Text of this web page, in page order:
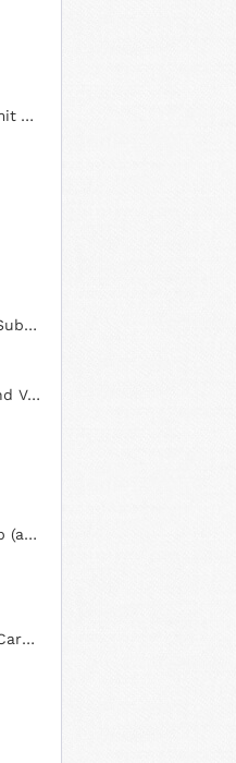
Chevrolet TrailBlazer (mit Allradantrieb)
Chevrolet Suburban / Suburban 1500
Chrysler Voyager / Grand Voyager
Dodge Ram 1500 Pickup (ab 2011 siehe RAM)
Dodge Caravan/Grand Caravan